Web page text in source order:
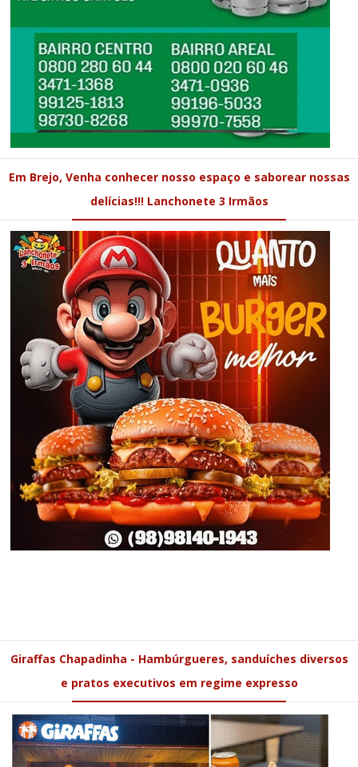
Em Brejo, Venha conhecer nosso espaço e saborear nossas
delícias!!! Lanchonete 3 Irmãos
Giraffas Chapadinha - Hambúrgueres, sanduíches diversos
e pratos executivos em regime expresso